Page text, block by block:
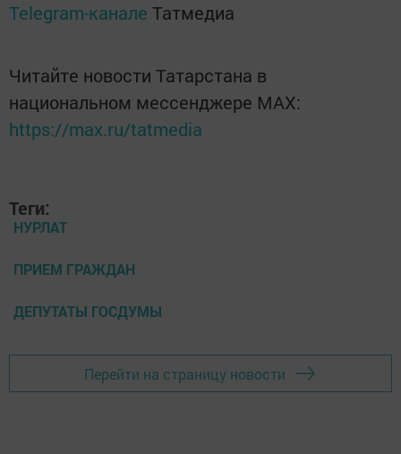
Telegram-канале Татмедиа
Читайте новости Татарстана в
национальном мессенджере MАХ:
https://max.ru/tatmedia
Теги:
НУРЛАТ
ПРИЕМ ГРАЖДАН
ДЕПУТАТЫ ГОСДУМЫ
Перейти на страницу новости